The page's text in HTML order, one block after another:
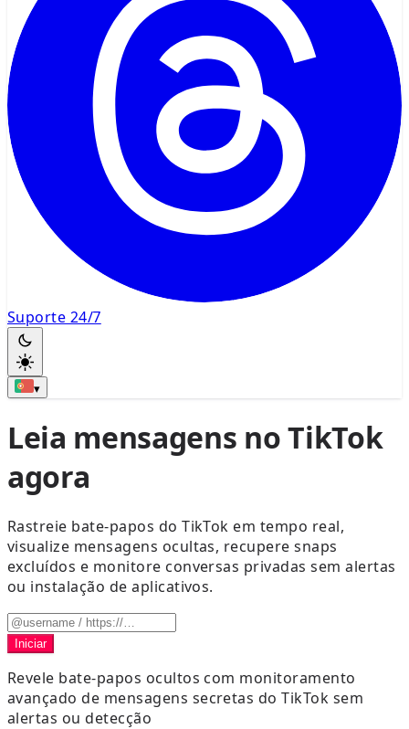
Suporte 24/7
▾
Leia mensagens no TikTok
agora
Rastreie bate-papos do TikTok em tempo real,
visualize mensagens ocultas, recupere snaps
excluídos e monitore conversas privadas sem alertas
ou instalação de aplicativos.
Iniciar
Revele bate-papos ocultos com monitoramento
avançado de mensagens secretas do TikTok sem
alertas ou detecção